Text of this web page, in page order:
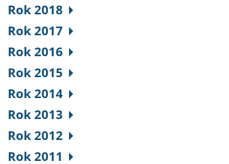
Rok 2018
Rok 2017
Rok 2016
Rok 2015
Rok 2014
Rok 2013
Rok 2012
Rok 2011